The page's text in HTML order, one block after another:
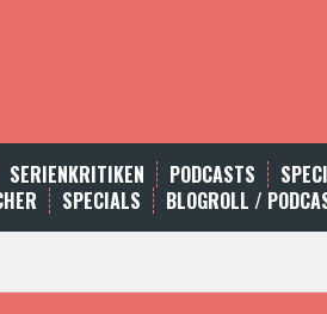
SERIENKRITIKEN PODCASTS
SPECIALS BLOGROLL /